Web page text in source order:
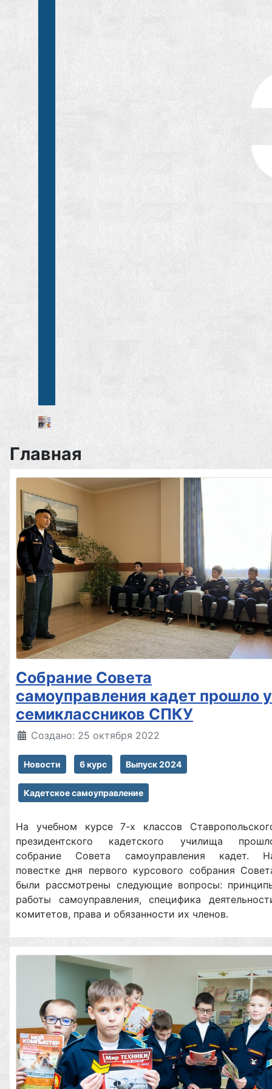
Главная
Собрание Совета
самоуправления кадет прошло у
семиклассников СПКУ
Создано: 25 октября 2022
Новости 6 курс Выпуск 2024
Кадетское самоуправление
На учебном курсе 7-х классов
президентского кадетского училища
собрание Совета самоуправления кадет.
повестке дня первого курсового собрания
были рассмотрены следующие вопросы:
работы самоуправления, специфика
комитетов, права и обязанности их членов.